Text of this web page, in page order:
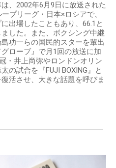
、2002年6月9日に放送された
プリーグ・日本×ロシアで、
出場したこともあり、66.1と
した。また、ボクシング中継
功一らの国民的スターを輩出
ローブ』で月1回の放送に加
・井上尚弥やロンドンオリン
の試合を『FUJI BOXING』と
活させ、大きな話題を呼びま